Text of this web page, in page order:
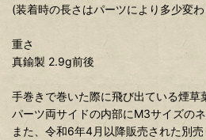
(装着時の長さはパーツにより多少変
重さ
真鍮製 2.9g前後
手巻きで巻いた際に飛び出ている煙草
パーツ両サイドの内部にM3サイズの
また、令和6年4月以降販売された別